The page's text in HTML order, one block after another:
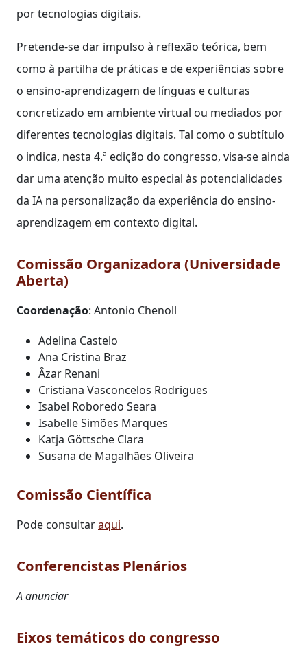
por tecnologias digitais.
Pretende-se dar impulso à reflexão teórica, bem
como à partilha de práticas e de experiências sobre
o ensino-aprendizagem de línguas e culturas
concretizado em ambiente virtual ou mediados por
diferentes tecnologias digitais. Tal como o subtítulo
o indica, nesta 4.ª edição do congresso, visa-se ainda
dar uma atenção muito especial às potencialidades
da IA na personalização da experiência do ensino-
aprendizagem em contexto digital.
Comissão Organizadora (Universidade
Aberta)
Coordenação: Antonio Chenoll
Adelina Castelo
Ana Cristina Braz
Âzar Renani
Cristiana Vasconcelos Rodrigues
Isabel Roboredo Seara
Isabelle Simões Marques
Katja Göttsche Clara
Susana de Magalhães Oliveira
Comissão Científica
Pode consultaraqui.
Conferencistas Plenários
A anunciar
Eixos temáticos do congresso